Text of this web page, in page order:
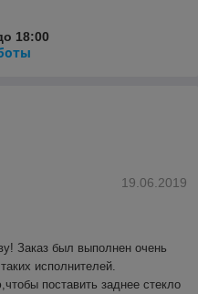
18:00
19.06.2019
Заказ был выполнен очень
исполнителей.
поставить заднее стекло